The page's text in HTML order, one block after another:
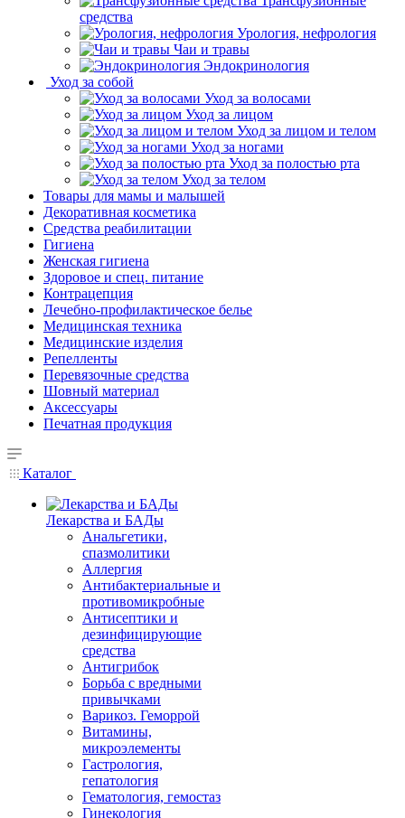
средства
Урология, нефрология
Чаи и травы
Эндокринология
Уход за собой
Уход за волосами
Уход за лицом
Уход за лицом и телом
Уход за ногами
Уход за полостью рта
Уход за телом
Товары для мамы и малышей
Декоративная косметика
Средства реабилитации
Гигиена
Женская гигиена
Здоровое и спец. питание
Контрацепция
Лечебно-профилактическое белье
Медицинская техника
Медицинские изделия
Репелленты
Перевязочные средства
Шовный материал
Аксессуары
Печатная продукция
Каталог
Лекарства и БАДы
Анальгетики,
спазмолитики
Аллергия
Антибактериальные и
противомикробные
Антисептики и
дезинфицирующие
средства
Антигрибок
Борьба с вредными
привычками
Варикоз. Геморрой
Витамины,
микроэлементы
Гастрология,
гепатология
Гематология, гемостаз
Гинекология